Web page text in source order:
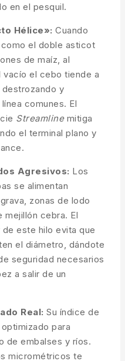
en el pesquil.
Hélice»: Cuando
el doble asticot
de maíz, al
vacío el cebo tiende a
y
comunes. El
Streamlinemitiga
el terminal plano y
Agresivos: Los
se alimentan
zonas de lodo
mejillón cebra. El
este hilo evita que
el diámetro, dándote
seguridad necesarios
a salir de un
Real: Su índice de
para
de embalses y ríos.
micrométricos te